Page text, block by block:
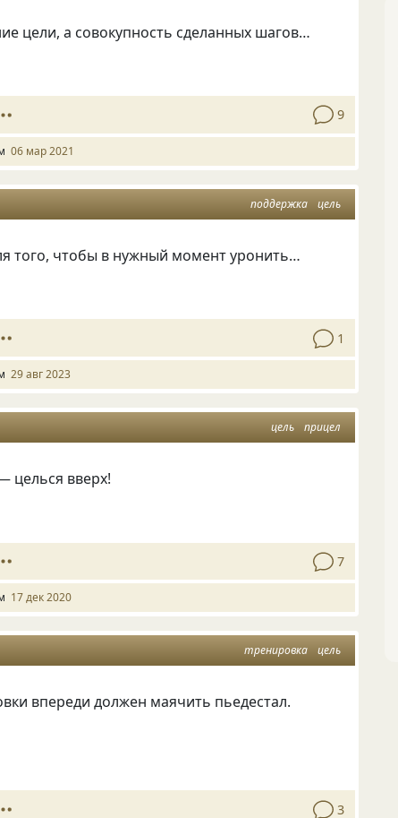
цели, а совокупность сделанных шагов…
9
06 мар 2021
поддержка цель
того, чтобы в нужный момент уронить…
1
29 авг 2023
цель прицел
целься вверх!
7
17 дек 2020
тренировка цель
впереди должен маячить пьедестал.
3